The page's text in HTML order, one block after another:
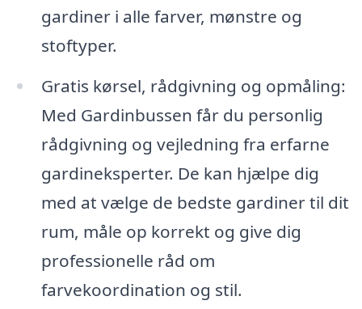
gardiner i alle farver, mønstre og
stoftyper.
Gratis kørsel, rådgivning og opmåling:
Med Gardinbussen får du personlig
rådgivning og vejledning fra erfarne
gardineksperter. De kan hjælpe dig
med at vælge de bedste gardiner til dit
rum, måle op korrekt og give dig
professionelle råd om
farvekoordination og stil.